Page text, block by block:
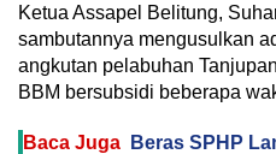
Ketua Assapel Belitung,
sambutannya mengusulkan
angkutan pelabuhan
BBM bersubsidi beberapa
Baca Juga
Beras SPHP